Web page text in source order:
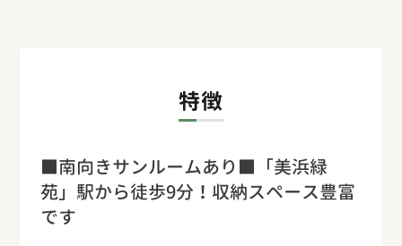
特徴
■南向きサンルームあり■「美浜緑
苑」駅から徒歩9分！収納スペース豊富
です